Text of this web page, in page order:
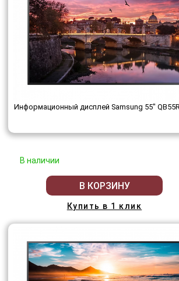
Информационный дисплей Samsung 55"
В наличии
В КОРЗИНУ
Купить в 1 клик